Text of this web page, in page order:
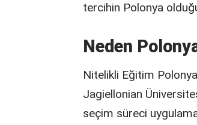
tercihin Polonya
Neden
Nitelikli Eğitim
Jagiellonian
seçim süreci